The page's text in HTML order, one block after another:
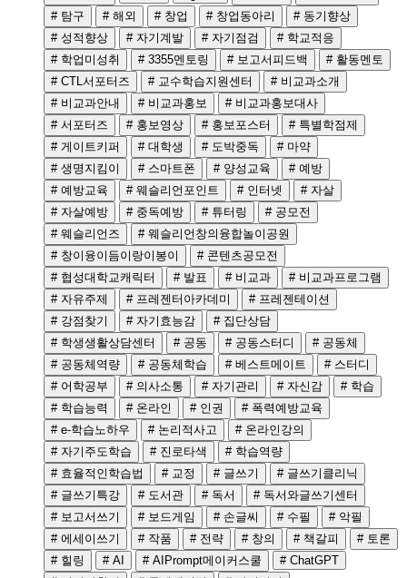
# 탐구
# 해외 # 창업 # 창업동아리
# 동기향상
# 성적향상
# 자기계발 # 자기점검
# 학교적응
# 학업미성취
# 3355멘토링 # 보고서피드백
# 활동멘토
# CTL서포터즈
# 교수학습지원센터
# 비교과소개
# 비교과안내
# 비교과홍보
# 비교과홍보대사
# 서포터즈
# 홍보영상 # 홍보포스터
# 특별학점제
# 게이트키퍼
# 대학생 # 도박중독
# 마약
# 생명지킴이
# 스마트폰 # 양성교육
# 예방
# 예방교육
# 웨슬리언포인트 # 인터넷
# 자살
# 자살예방
# 중독예방 # 튜터링
# 공모전
# 웨슬리언즈
# 웨슬리언창의융합놀이공원
# 창이융이듬이랑이봉이
# 콘텐츠공모전
# 협성대학교캐릭터
# 발표 # 비교과
# 비교과프로그램
# 자유주제
# 프레젠터아카데미
# 프레젠테이션
# 강점찾기
# 자기효능감
# 집단상담
# 학생생활상담센터
# 공동 # 공동스터디
# 공동체
# 공동체역량
# 공동체학습 # 베스트메이트
# 스터디
# 어학공부
# 의사소통 # 자기관리 # 자신감
# 학습
# 학습능력
# 온라인 # 인권
# 폭력예방교육
# e-학습노하우
# 논리적사고
# 온라인강의
# 자기주도학습
# 진로타색
# 학습역량
# 효율적인학습법
# 교정 # 글쓰기
# 글쓰기클리닉
# 글쓰기특강
# 도서관 # 독서
# 독서와글쓰기센터
# 보고서쓰기
# 보드게임 # 손글씨 # 수필
# 악필
# 에세이쓰기
# 작품 # 전략 # 창의 # 책갈피
# 토론
# 힐링
# AI # AIPrompt메이커스쿨
# ChatGPT